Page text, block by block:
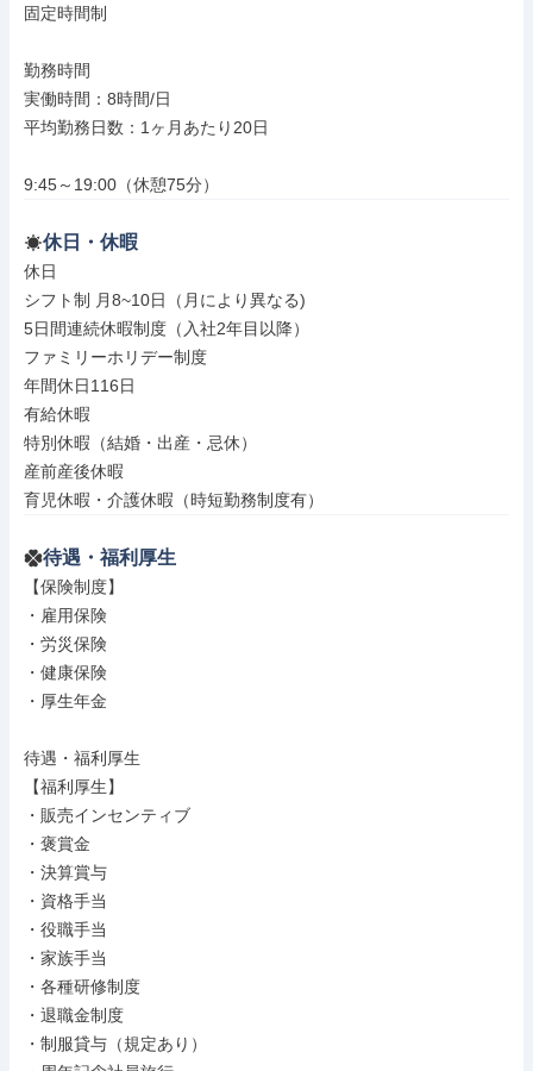
固定時間制
勤務時間
実働時間：8時間/日
平均勤務日数：1ヶ月あたり20日
9:45～19:00（休憩75分）
休日・休暇
休日
シフト制 月8~10日（月により異なる)
5日間連続休暇制度（入社2年目以降）
ファミリーホリデー制度
年間休日116日
有給休暇
特別休暇（結婚・出産・忌休）
産前産後休暇
育児休暇・介護休暇（時短勤務制度有）
待遇・福利厚生
【保険制度】
・雇用保険
・労災保険
・健康保険
・厚生年金
待遇・福利厚生
【福利厚生】
・販売インセンティブ
・褒賞金
・決算賞与
・資格手当
・役職手当
・家族手当
・各種研修制度
・退職金制度
・制服貸与（規定あり）